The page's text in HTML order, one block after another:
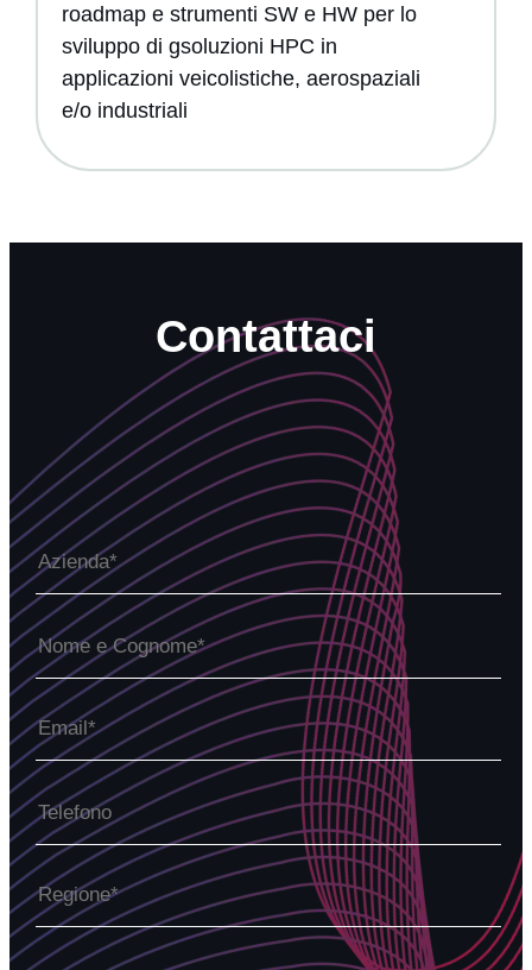
News e eventi
roadmap e strumenti SW e HW per lo
sviluppo di gsoluzioni HPC in
applicazioni veicolistiche, aerospaziali
e/o industriali
Contattaci